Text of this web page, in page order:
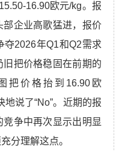
16.90欧元/kg。报
企业高歌猛进，报价
夺2026年Q1和Q2需求
把价格稳固在前期的
把价格抬到16.90欧
说了“No”。近期的报
争中再次显示出明显
分理解这点。